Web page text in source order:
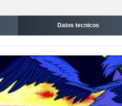
Datos tecnicos